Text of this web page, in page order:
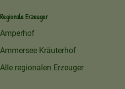
Regionale Erzeuger
Amperhof
Ammersee Kräuterhof
Alle regionalen Erzeuger